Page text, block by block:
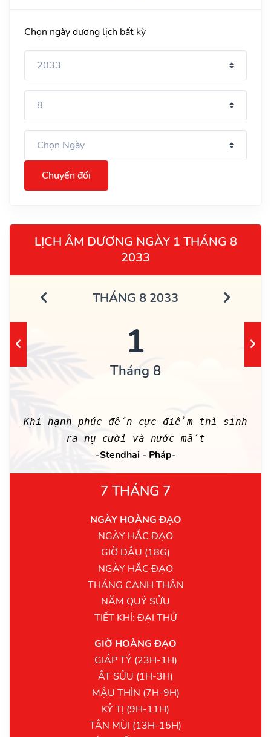
Chọn ngày dương lịch bất kỳ
Chuyển đổi
LỊCH ÂM DƯƠNG NGÀY 1 THÁNG 8
2033
THÁNG 8 2033
1
Tháng 8
Khi hạnh phúc đến cực điểm thì sinh
ra nụ cười và nước mắt
-Stendhai - Pháp-
7 THÁNG 7
NGÀY HOÀNG ĐẠO
NGÀY HẮC ĐẠO
GIỜ DẬU (18G)
NGÀY HẮC ĐẠO
THÁNG CANH THÂN
NĂM QUÝ SỬU
TIẾT KHÍ: ĐẠI THỬ
GIỜ HOÀNG ĐẠO
GIÁP TÝ (23H-1H)
ẤT SỬU (1H-3H)
MẬU THÌN (7H-9H)
KỶ TỊ (9H-11H)
TÂN MÙI (13H-15H)